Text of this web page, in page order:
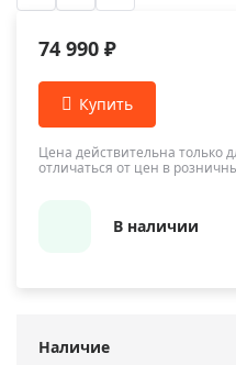
74 990 ₽
Цена действительна только
отличаться от цен в
В наличии
Наличие